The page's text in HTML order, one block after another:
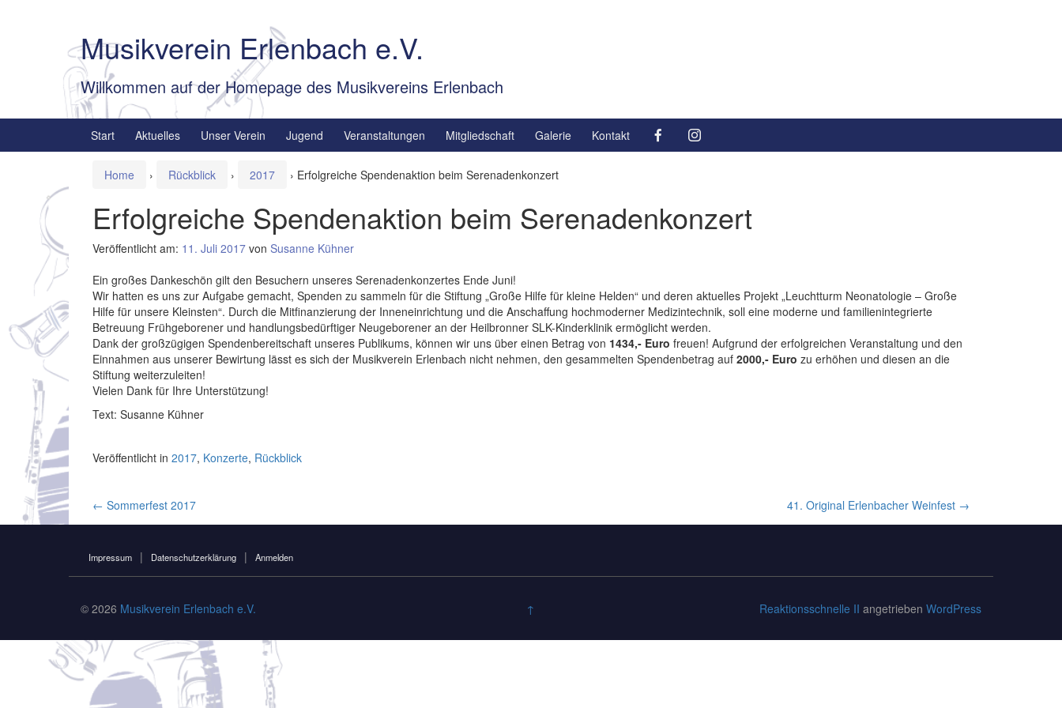
Musikverein Erlenbach e.V.
Willkommen auf der Homepage des Musikvereins Erlenbach
Start Aktuelles Unser Verein Jugend Veranstaltungen Mitgliedschaft Galerie Kontakt
Home › Rückblick › 2017 › Erfolgreiche Spendenaktion beim Serenadenkonzert
Erfolgreiche Spendenaktion beim Serenadenkonzert
Veröffentlicht am: 11. Juli 2017 von Susanne Kühner
Ein großes Dankeschön gilt den Besuchern unseres Serenadenkonzertes Ende Juni!
Wir hatten es uns zur Aufgabe gemacht, Spenden zu sammeln für die Stiftung „Große Hilfe für kleine Helden“ und deren aktuelles Projekt „Leuchtturm Neonatologie – Große
Hilfe für unsere Kleinsten“. Durch die Mitfinanzierung der Inneneinrichtung und die Anschaffung hochmoderner Medizintechnik, soll eine moderne und familienintegrierte
Betreuung Frühgeborener und handlungsbedürftiger Neugeborener an der Heilbronner SLK-Kinderklinik ermöglicht werden.
Dank der großzügigen Spendenbereitschaft unseres Publikums, können wir uns über einen Betrag von 1434,- Euro freuen! Aufgrund der erfolgreichen Veranstaltung und den
Einnahmen aus unserer Bewirtung lässt es sich der Musikverein Erlenbach nicht nehmen, den gesammelten Spendenbetrag auf 2000,- Euro zu erhöhen und diesen an die
Stiftung weiterzuleiten!
Vielen Dank für Ihre Unterstützung!
Text: Susanne Kühner
Veröffentlicht in 2017, Konzerte, Rückblick
Artikel-
Navigation
← Sommerfest 2017 41. Original Erlenbacher Weinfest →
Impressum Datenschutzerklärung Anmelden
© 2026 Musikverein Erlenbach e.V. Reaktionsschnelle II angetrieben WordPress
↑